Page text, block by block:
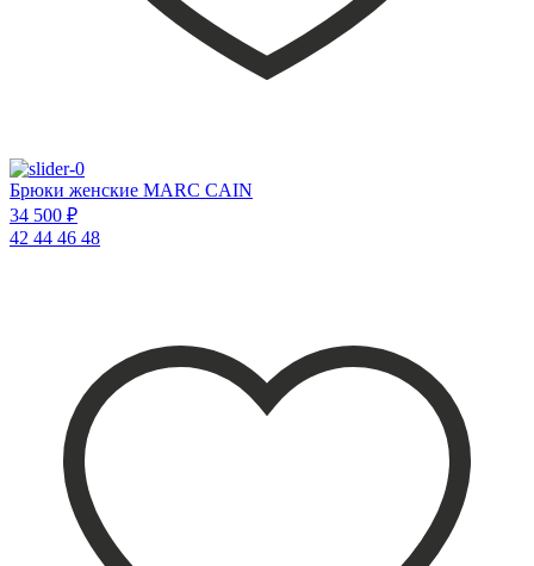
Брюки женские MARC CAIN
34 500 ₽
42 44 46 48